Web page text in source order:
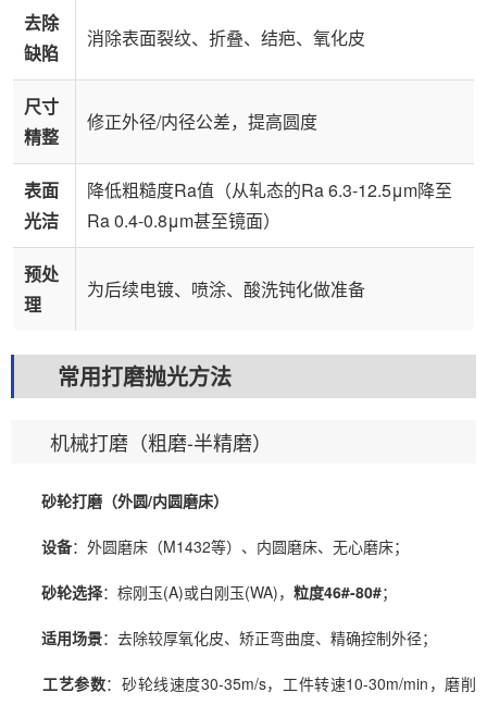
去除
缺陷
消除表面裂纹、折叠、结疤、氧化皮
尺寸
精整
修正外径/内径公差，提高圆度
表面
光洁
降低粗糙度Ra值（从轧态的Ra 6.3-12.5μm降至
Ra 0.4-0.8μm甚至镜面）
预处
理
为后续电镀、喷涂、酸洗钝化做准备
常用打磨抛光方法
机械打磨（粗磨-半精磨）
砂轮打磨（外圆/内圆磨床）
设备：外圆磨床（M1432等）、内圆磨床、无心磨床；
砂轮选择：棕刚玉(A)或白刚玉(WA)， 粒度46#-80#；
适用场景：去除较厚氧化皮、矫正弯曲度、精确控制外径；
工艺参数：砂轮线速度30-35m/s，工件转速10-30m/min，磨削